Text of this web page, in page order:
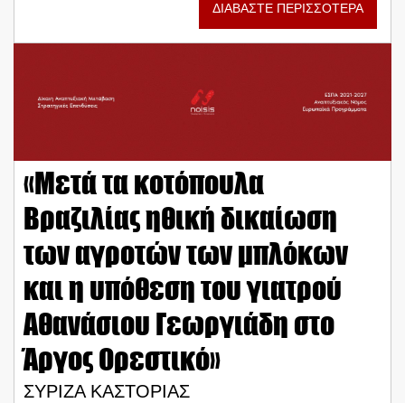
ΔΙΑΒΑΣΤΕ ΠΕΡΙΣΣΟΤΕΡΑ
«Μετά τα κοτόπουλα
Βραζιλίας ηθική δικαίωση
των αγροτών των μπλόκων
και η υπόθεση του γιατρού
Αθανάσιου Γεωργιάδη στο
Άργος Ορεστικό»
ΣΥΡΙΖΑ ΚΑΣΤΟΡΙΑΣ